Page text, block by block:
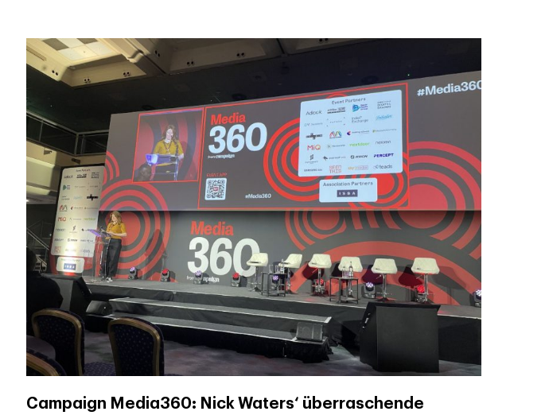
Campaign Media360: Nick Waters‘ überraschende